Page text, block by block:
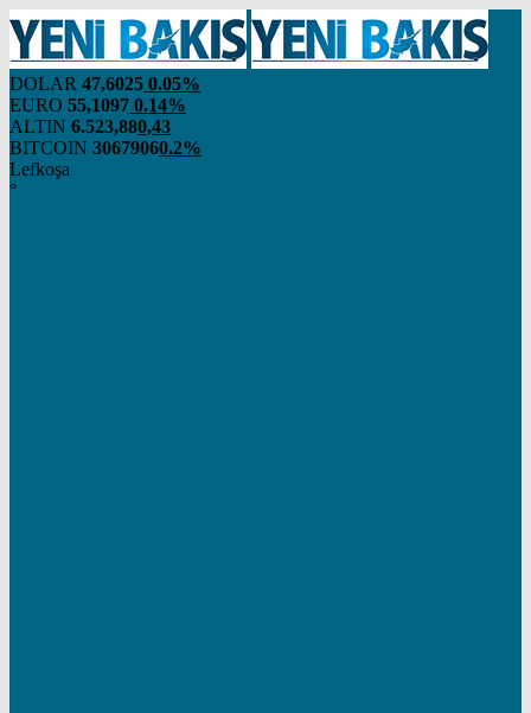
DOLAR 47,6025 0.05%
EURO 55,1097 0.14%
ALTIN 6.523,880,43
BITCOIN 30679060.2%
Lefkoşa
°